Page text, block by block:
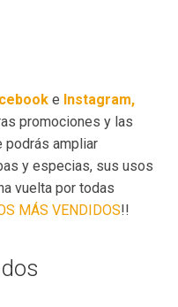
e Instagram,
promociones y las
podrás ampliar
y especias, sus usos
vuelta por todas
MÁS VENDIDOS!!